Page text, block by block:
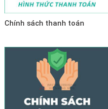
Chính sách thanh toán